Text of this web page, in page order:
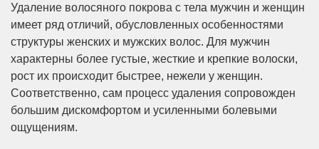
Удаление волосяного покрова с тела мужчин и женщин
имеет ряд отличий, обусловленных особенностями
структуры женских и мужских волос. Для мужчин
характерны более густые, жесткие и крепкие волоски,
рост их происходит быстрее, нежели у женщин.
Соответственно, сам процесс удаления сопровожден
большим дискомфортом и усиленными болевыми
ощущениям.